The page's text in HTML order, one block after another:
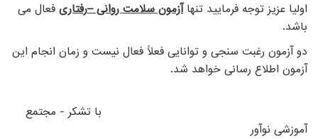
اولیا عزیز توجه فرمایید تنهاآزمون سلامت روانی–رفتاری فعال می
باشد.
دو آزمون رغبت­ سنجی و توانایی فعلاً فعال نیست و زمان انجام این
آزمون اطلاع رسانی خواهد شد.
با تشکر - مجتمع
آموزشی نوآور